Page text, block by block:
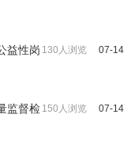
07-14
130人浏览
益性岗
07-14
150人浏览
监督检